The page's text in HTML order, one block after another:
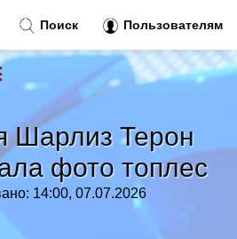
Шарлиз Терон
фото топлес
14:00, 07.07.2026
Поиск Пользователям